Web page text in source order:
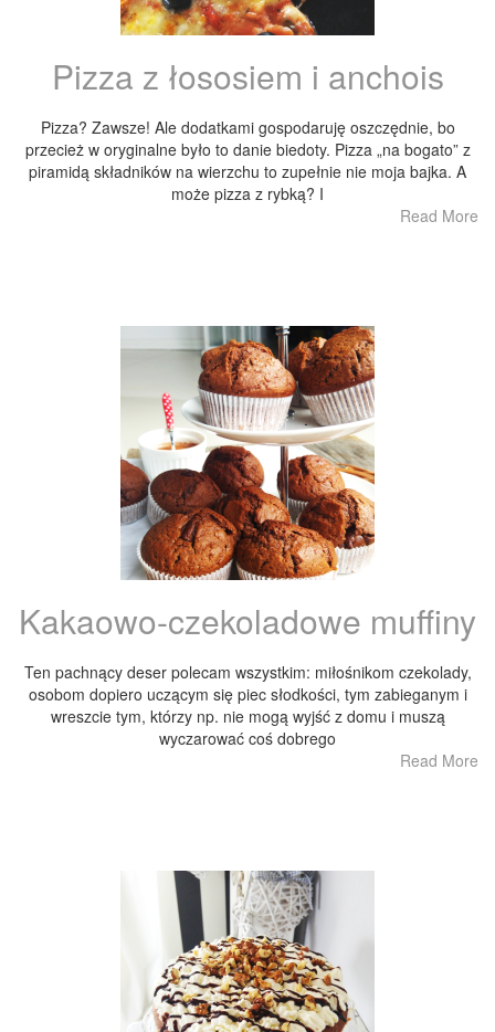
Pizza z łososiem i anchois
Pizza? Zawsze! Ale dodatkami gospodaruję oszczędnie, bo
przecież w oryginalne było to danie biedoty. Pizza „na bogato” z
piramidą składników na wierzchu to zupełnie nie moja bajka. A
może pizza z rybką? I
Read More
Kakaowo-czekoladowe muffiny
Ten pachnący deser polecam wszystkim: miłośnikom czekolady,
osobom dopiero uczącym się piec słodkości, tym zabieganym i
wreszcie tym, którzy np. nie mogą wyjść z domu i muszą
wyczarować coś dobrego
Read More